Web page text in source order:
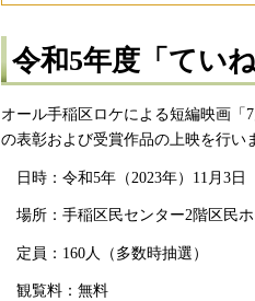
令和5年度「てい
オール手稲区ロケによる短編映画「
の表彰および受賞作品の上映を行い
日時：令和5年（2023年）11月3日
場所：手稲区民センター2階区民
定員：160人（多数時抽選）
観覧料：無料